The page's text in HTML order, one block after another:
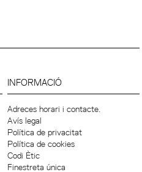
INFORMACIÓ
Adreces horari i contacte.
Avís legal
Política de privacitat
Política de cookies
Codi Ètic
Finestreta única